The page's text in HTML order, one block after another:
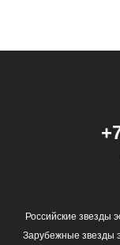
Российские звезды
Зарубежные звезды